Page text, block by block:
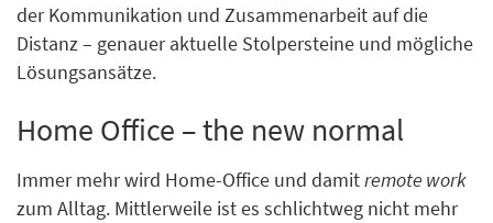
der Kommunikation und Zusammenarbeit auf die
Distanz – genauer aktuelle Stolpersteine und mögliche
Lösungsansätze.
Home Office – the new normal
Immer mehr wird Home-Office und damitremote work
zum Alltag. Mittlerweile ist es schlichtweg nicht mehr